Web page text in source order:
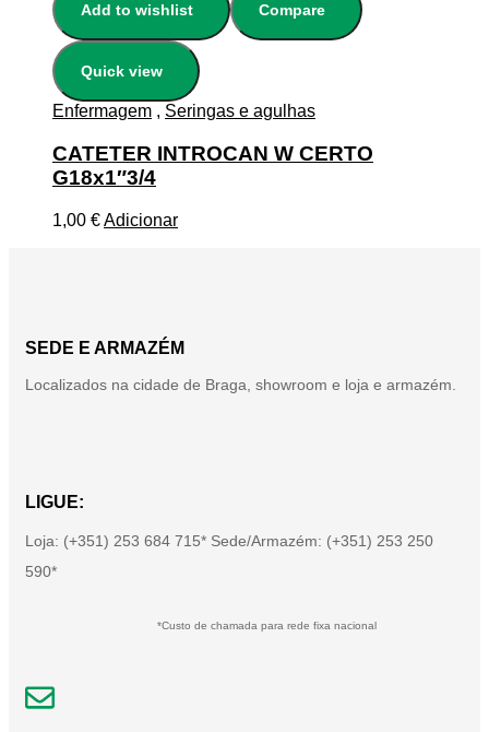
Add to wishlist Compare
Quick view
Enfermagem , Seringas e agulhas
CATETER INTROCAN W CERTO
G18x1″3/4
1,00 €Adicionar
SEDE E ARMAZÉM
Localizados na cidade de Braga, showroom e loja e armazém.
LIGUE:
Loja: (+351) 253 684 715* Sede/Armazém: (+351) 253 250
590*
*Custo de chamada para rede fixa nacional